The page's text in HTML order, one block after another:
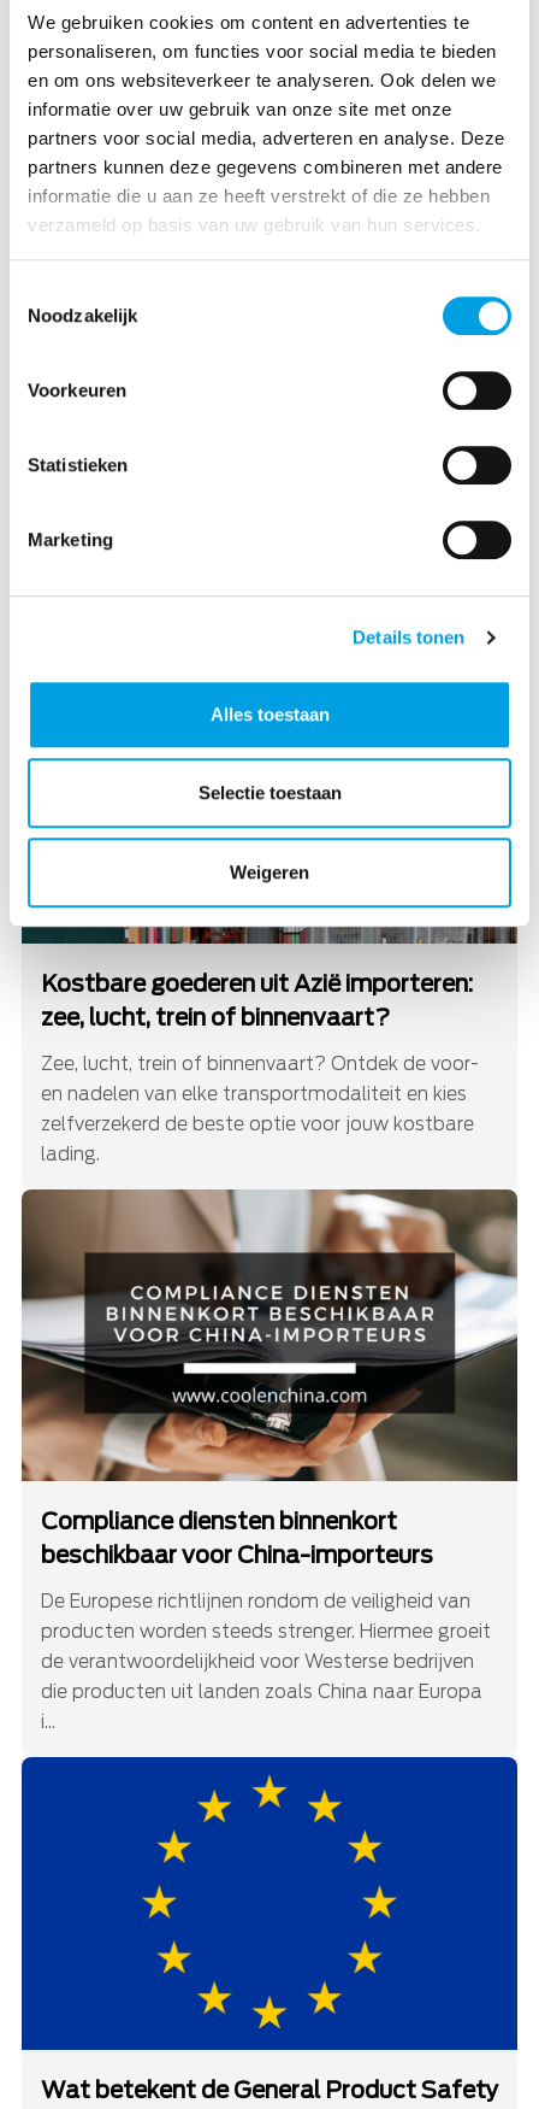
We gebruiken cookies om content en advertenties te
personaliseren, om functies voor social media te bieden
en om ons websiteverkeer te analyseren. Ook delen we
informatie over uw gebruik van onze site met onze
partners voor social media, adverteren en analyse. Deze
partners kunnen deze gegevens combineren met andere
informatie die u aan ze heeft verstrekt of die ze hebben
verzameld op basis van uw gebruik van hun services.
Noodzakelijk
Voorkeuren
Statistieken
Marketing
Details tonen
Alles toestaan
Selectie toestaan
Weigeren
Hierin staat alle belangrijke informatie over het
bedrijf vermeldt. Normaal gesproken is het geen
enkel probleem deze documenten te tonen.
Leveranciers ofsourcing agentendie weigeren hun
certificaten te tonen, hebben doorgaans dus ook
een reden om deze details te verbergen.
Het is van belang dat je betrouwbare
samenwerkingen aangaat met frauduleuze
leveranciers? Neem dan gerust
met ons
Kostbare goederen uit Azië importeren:
zee, lucht, trein of binnenvaart?
Zee, lucht, trein of binnenvaart? Ontdek de voor-
en nadelen van elke transportmodaliteit en kies
zelfverzekerd de beste optie voor jouw kostbare
lading.
Compliance diensten binnenkort
beschikbaar voor China-importeurs
De Europese richtlijnen rondom de veiligheid van
producten worden steeds strenger. Hiermee groeit
de verantwoordelijkheid voor Westerse bedrijven
die producten uit landen zoals China naar Europa
i...
Wat betekent de General Product Safety